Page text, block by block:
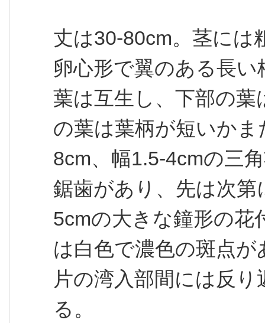
丈は30-80cm。茎には
卵心形で翼のある長
葉は互生し、下部の
の葉は葉柄が短いか
8cm、幅1.5-4cmの三
鋸歯があり、先は次
5cmの大きな鐘形の花
は白色で濃色の斑点
片の湾入部間には反
る。